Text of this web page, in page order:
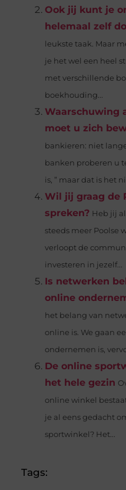
Ook jij kunt je
helemaal zelf
leukste taak. Maar
je het wel een heel
met verschillende
boekhouding...
Waarschuwing
moet u zich
bankieren: niet
banken proberen u
is, ” maar dat is het
Wil jij graag de
spreken? Heb jij
steeds meer Poolse
verloopt de
investeren in jezelf...
Is netwerken
online
het belang van
online is. We gaan
ondernemen is,
De online
het hele gezin
online winkel
je al eens gedacht
sportwinkel? Het...
Tags: